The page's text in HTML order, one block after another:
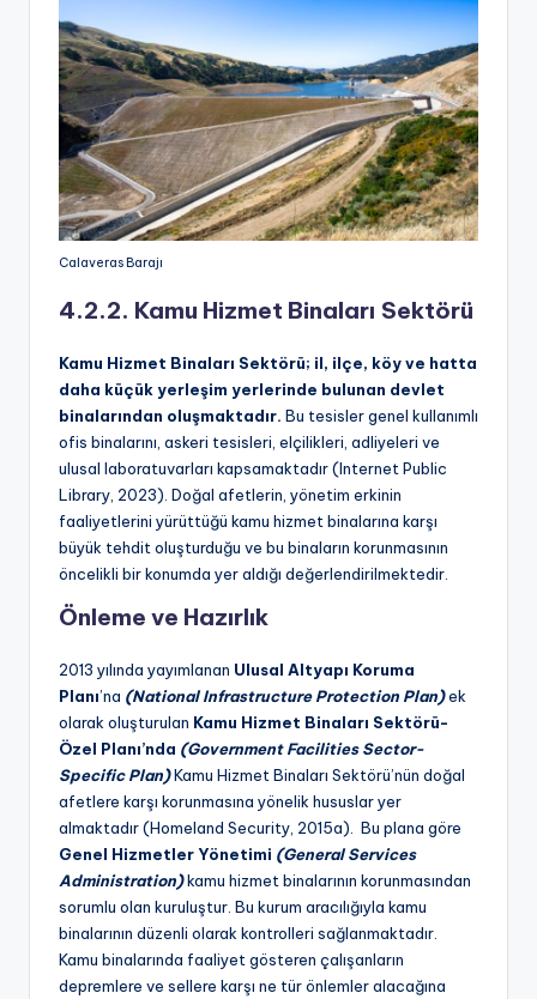
Calaveras Barajı
4.2.2. Kamu Hizmet Binaları Sektörü
Kamu Hizmet Binaları Sektörü; il, ilçe, köy ve hatta
daha küçük yerleşim yerlerinde bulunan devlet
binalarından oluşmaktadır. Bu tesisler genel kullanımlı
ofis binalarını, askeri tesisleri, elçilikleri, adliyeleri ve
ulusal laboratuvarları kapsamaktadır (Internet Public
Library, 2023). Doğal afetlerin, yönetim erkinin
faaliyetlerini yürüttüğü kamu hizmet binalarına karşı
büyük tehdit oluşturduğu ve bu binaların korunmasının
öncelikli bir konumda yer aldığı değerlendirilmektedir.
Önleme ve Hazırlık
2013 yılında yayımlanan Ulusal Altyapı Koruma
Planı’na (National Infrastructure Protection Plan)ek
olarak oluşturulan Kamu Hizmet Binaları Sektörü-
Özel Planı’nda (Government Facilities Sector-
Specific Plan)Kamu Hizmet Binaları Sektörü’nün doğal
afetlere karşı korunmasına yönelik hususlar yer
almaktadır (Homeland Security, 2015a). Bu plana göre
Genel Hizmetler Yönetimi (General Services
Administration)kamu hizmet binalarının korunmasından
sorumlu olan kuruluştur. Bu kurum aracılığıyla kamu
binalarının düzenli olarak kontrolleri sağlanmaktadır.
Kamu binalarında faaliyet gösteren çalışanların
depremlere ve sellere karşı ne tür önlemler alacağına